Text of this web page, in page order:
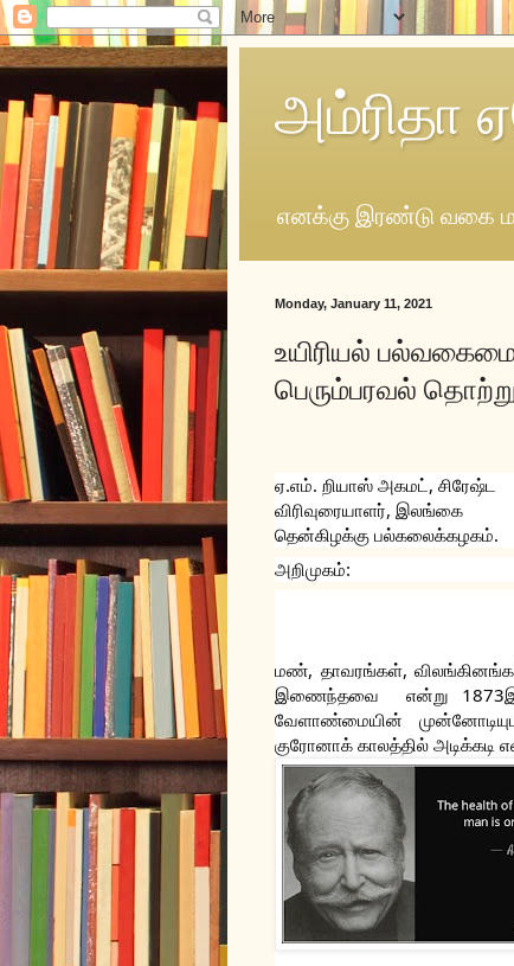
அம்ரிதா
எனக்கு இரண்டு வகை
Monday, January 11, 2021
உயிரியல்
பெரும்பரவல்
ஏ.எம். றியாஸ் அகமட், சிரேஷ்ட
விரிவுரையாளர், இலங்கை
தென்கிழக்கு பல்கலைக்கழகம்.
அறிமுகம்:
மண், தாவரங்கள்,
இணைந்தவை  என்று
வேளாண்மையின்
குரோனாக் காலத்தில் அடிக்கடி